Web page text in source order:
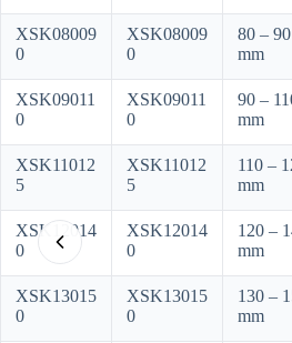
XSK08009
0
XSK08009
0
80 – 90
mm
XSK09011
0
XSK09011
0
90 –
mm
XSK11012
5
XSK11012
5
110 –
mm
XSK12014
0
XSK12014
0
120 –
mm
XSK13015
0
XSK13015
0
130 –
mm